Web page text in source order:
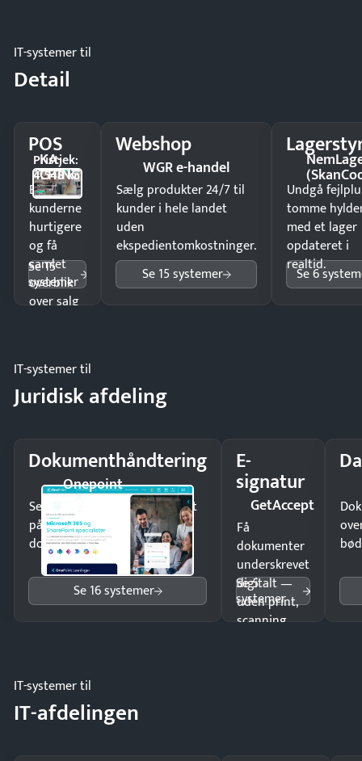
IT-systemer til
Detail
POS
KA-
CHING
Pristjek:
4.548 kr
Ekspedér
kunderne
hurtigere
og få
samlet
overblik
over salg
Se 15
systemer
Webshop
WGR e-handel
Sælg produkter 24/7 til
kunder i hele landet
uden
ekspedientomkostninger.
Se 15 systemer
Undgå
tomme
med et lager
opdateret i
realtid.
Se 6
IT-systemer til
Juridisk afdeling
Dokumenthåndtering
Onepoint
Send kontrakter til underskrift
på minutter og mist ingen
dokumenter.
Se 16 systemer
E-
signatur
GetAccept
Få
dokumenter
underskrevet
digitalt —
uden print,
scanning
Se 5
systemer
IT-systemer til
IT-afdelingen